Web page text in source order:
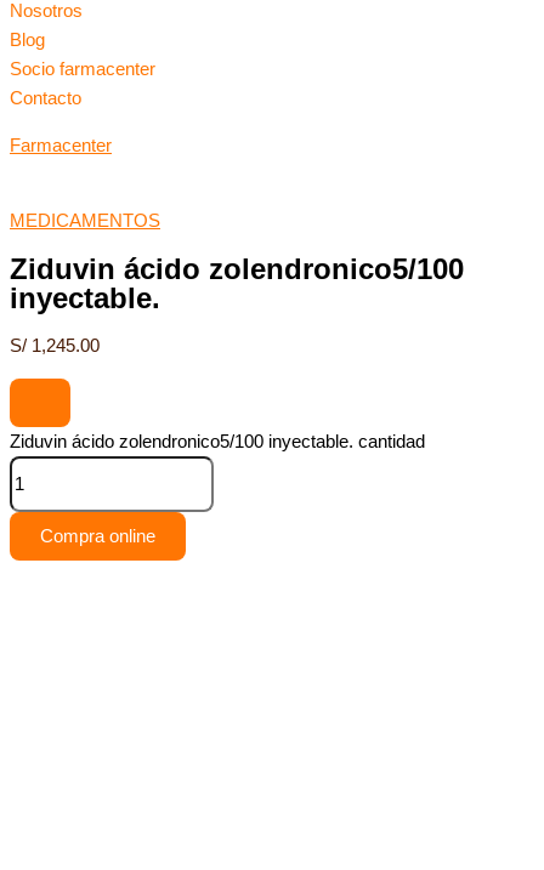
Nosotros
Blog
Socio farmacenter
Contacto
Farmacenter
MEDICAMENTOS
Ziduvin ácido zolendronico5/100
inyectable.
S/ 1,245.00
Ziduvin ácido zolendronico5/100 inyectable. cantidad
Compra online